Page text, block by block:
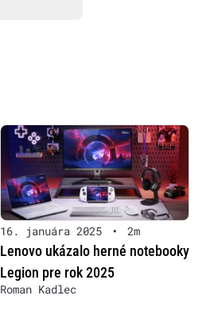
16. januára 2025 • 2m
Lenovo ukázalo herné notebooky
Legion pre rok 2025
Roman Kadlec